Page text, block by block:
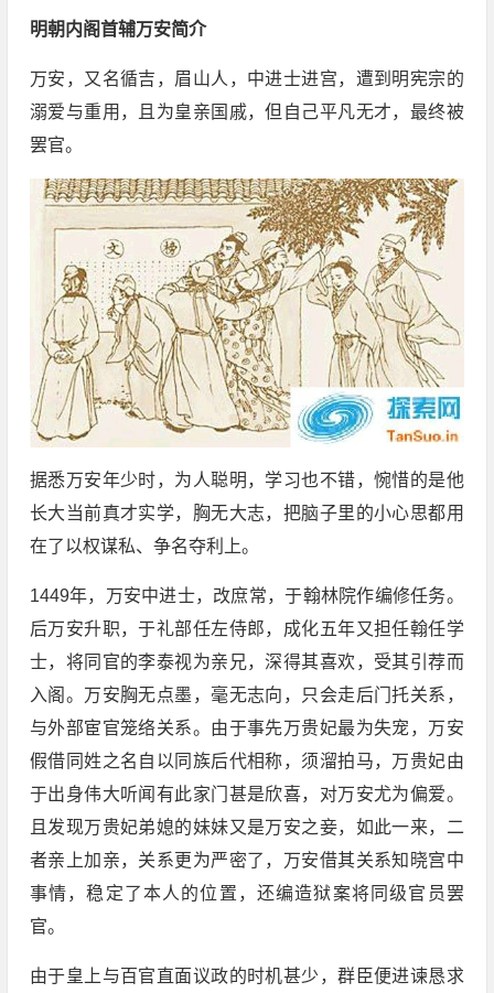
明朝内阁首辅万安简介
万安，又名循吉，眉山人，中进士进宫，遭到明宪宗的
溺爱与重用，且为皇亲国戚，但自己平凡无才，最终被
罢官。
据悉万安年少时，为人聪明，学习也不错，惋惜的是他
长大当前真才实学，胸无大志，把脑子里的小心思都用
在了以权谋私、争名夺利上。
1449年，万安中进士，改庶常，于翰林院作编修任务。
后万安升职，于礼部任左侍郎，成化五年又担任翰任学
士，将同官的李泰视为亲兄，深得其喜欢，受其引荐而
入阁。万安胸无点墨，毫无志向，只会走后门托关系，
与外部宦官笼络关系。由于事先万贵妃最为失宠，万安
假借同姓之名自以同族后代相称，须溜拍马，万贵妃由
于出身伟大听闻有此家门甚是欣喜，对万安尤为偏爱。
且发现万贵妃弟媳的妹妹又是万安之妾，如此一来，二
者亲上加亲，关系更为严密了，万安借其关系知晓宫中
事情，稳定了本人的位置，还编造狱案将同级官员罢
官。
由于皇上与百官直面议政的时机甚少，群臣便进谏恳求